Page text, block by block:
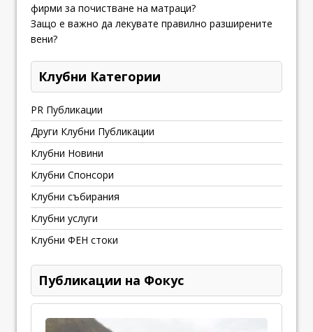
фирми за почистване на матраци?
Защо е важно да лекувате правилно разширените
вени?
Клубни Категории
PR Публикации
Други Клубни Публикации
Клубни Новини
Клубни Спонсори
Клубни събирания
Клубни услуги
Клубни ФЕН стоки
Публикации на Фокус